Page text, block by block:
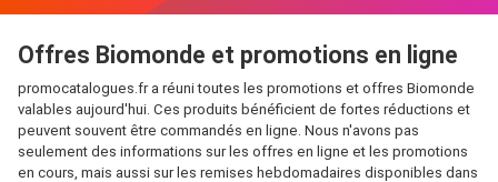
Offres Biomonde et promotions en ligne
promocatalogues.fr a réuni toutes les promotions et offres Biomonde
valables aujourd'hui. Ces produits bénéficient de fortes réductions et
peuvent souvent être commandés en ligne. Nous n'avons pas
seulement des informations sur les offres en ligne et les promotions
en cours, mais aussi sur les remises hebdomadaires disponibles dans